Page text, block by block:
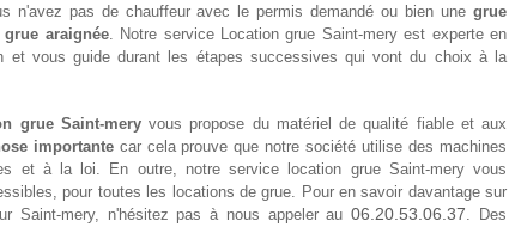
n'avez pas de chauffeur avec le permis demandé ou bien une grue
araignée. Notre service Location grue Saint-mery est experte en
et vous guide durant les étapes successives qui vont du choix à la
grue Saint-meryvous propose du matériel de qualité fiable et aux
importantecar cela prouve que notre société utilise des machines
et à la loi. En outre, notre service location grue Saint-mery vous
pour toutes les locations de grue. Pour en savoir davantage sur
Saint-mery, n'hésitez pas à nous appeler au06.20.53.06.37. Des